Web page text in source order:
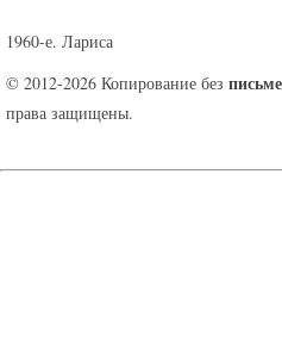
1960-е. Лариса
© 2012-2026 Копирование без
права защищены.